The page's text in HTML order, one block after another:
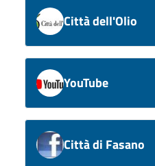
Città dell'Olio
YouTube
Città di Fasano